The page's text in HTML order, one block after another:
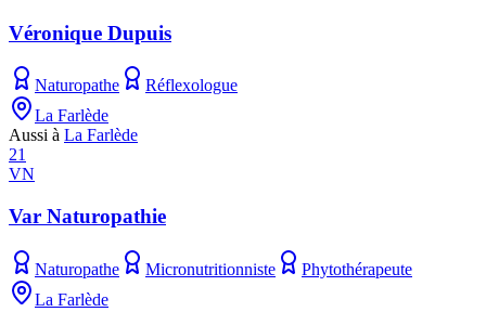
Véronique Dupuis
Naturopathe
Réflexologue
La Farlède
Aussi à La Farlède
21
VN
Var Naturopathie
Naturopathe Micronutritionniste
Phytothérapeute
La Farlède